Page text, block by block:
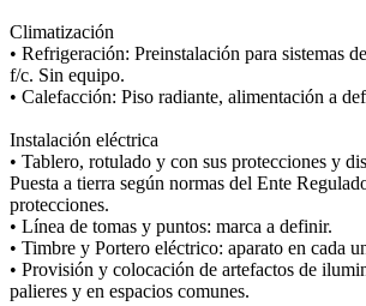
Climatización
• Refrigeración: Preinstalación para sistemas
f/c. Sin equipo.
• Calefacción: Piso radiante, alimentación a
Instalación eléctrica
• Tablero, rotulado y con sus protecciones y
Puesta a tierra según normas del Ente
protecciones.
• Línea de tomas y puntos: marca a definir.
• Timbre y Portero eléctrico: aparato en cada
• Provisión y colocación de artefactos de
palieres y en espacios comunes.